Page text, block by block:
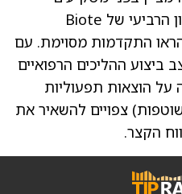
במזכר מחקר שדוחות הרבעון הרביעי של Biote
שלה לשנת 2026 הראו התקדמות מסוימת. עם
ההליכים הרפואיים
על הוצאות תפעוליות
צפויים להשאיר את
הקצר.